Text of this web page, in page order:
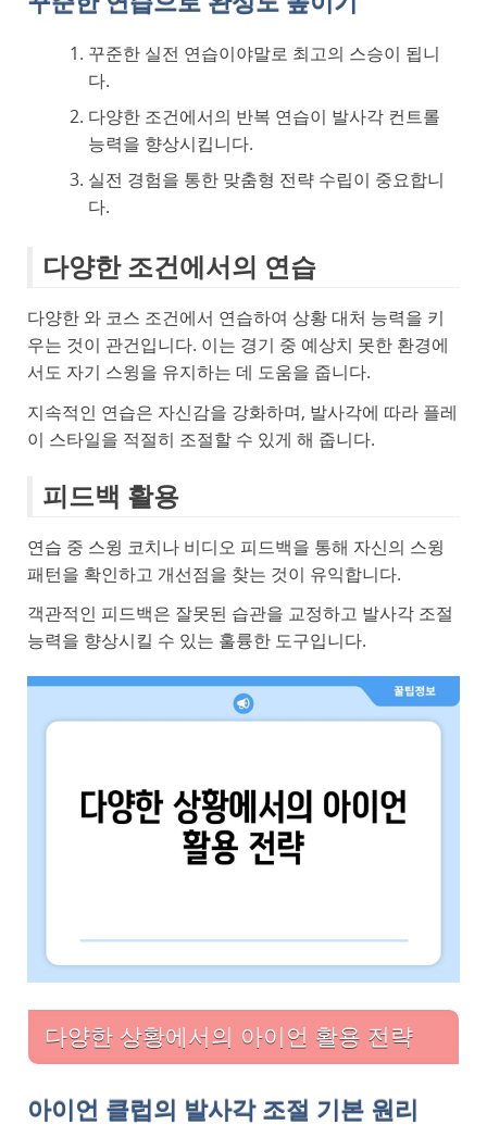
꾸준한 실전 연습이야말로 최고의 스승이 됩니
다.
다양한 조건에서의 반복 연습이 발사각 컨트롤
능력을 향상시킵니다.
실전 경험을 통한 맞춤형 전략 수립이 중요합니
다.
다양한 조건에서의 연습
다양한 와 코스 조건에서 연습하여 상황 대처 능력을 키
우는 것이 관건입니다. 이는 경기 중 예상치 못한 환경에
서도 자기 스윙을 유지하는 데 도움을 줍니다.
지속적인 연습은 자신감을 강화하며, 발사각에 따라 플레
이 스타일을 적절히 조절할 수 있게 해 줍니다.
피드백 활용
연습 중 스윙 코치나 비디오 피드백을 통해 자신의 스윙
패턴을 확인하고 개선점을 찾는 것이 유익합니다.
객관적인 피드백은 잘못된 습관을 교정하고 발사각 조절
능력을 향상시킬 수 있는 훌륭한 도구입니다.
다양한 상황에서의 아이언 활용 전략
아이언 클럽의 발사각 조절 기본 원리